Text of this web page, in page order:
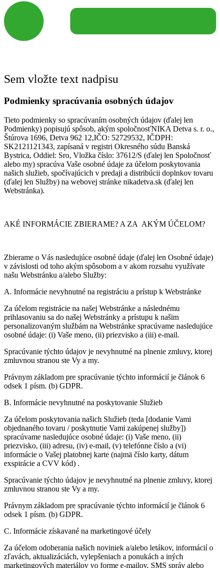
Sem vložte text nadpisu
Podmienky spracúvania osobných údajov
Tieto podmienky so spracúvaním osobných údajov (ďalej len
Podmienky) popisujú spôsob, akým spoločnosťNIKA Detva s. r. o.,
Štúrova 1696, Detva 962 12,IČO: 52729532, IČDPH:
SK2121121343, zapísaná v registri Okresného súdu Banská
Bystrica, Oddiel: Sro, Vložka číslo: 37612/S (ďalej len Spoločnosť
alebo my) spracúva Vaše osobné údaje za účelom poskytovania
našich služieb, spočívajúcich v predaji a distribúcii doplnkov tovaru
(ďalej len Služby) na webovej stránke nikadetva.sk (ďalej len
Webstránka).
AKÉ INFORMÁCIE ZBIERAME? A ZA AKÝM ÚČELOM?
Zbierame o Vás nasledujúce osobné údaje (ďalej len Osobné údaje)
v závislosti od toho akým spôsobom a v akom rozsahu využívate
našu Webstránku a/alebo Služby:
A. Informácie nevyhnutné na registráciu a prístup k Webstránke
Za účelom registrácie na našej Webstránke a následnému
prihlasovaniu sa do našej Webstránky a prístupu k našim
personalizovaným službám na Webstránke spracúvame nasledujúce
osobné údaje: (i) Vaše meno, (ii) priezvisko a (iii) e-mail.
Spracúvanie týchto údajov je nevyhnutné na plnenie zmluvy, ktorej
zmluvnou stranou ste Vy a my.
Právnym základom pre spracúvanie týchto informácií je článok 6
odsek 1 písm. (b) GDPR.
B. Informácie nevyhnutné na poskytovanie Služieb
Za účelom poskytovania našich Služieb (teda [dodanie Vami
objednaného tovaru / poskytnutie Vami zakúpenej služby])
spracúvame nasledujúce osobné údaje: (i) Vaše meno, (ii)
priezvisko, (iii) adresu, (iv) e-mail, (v) telefónne číslo a (vi)
informácie o Vašej platobnej karte (najmä číslo karty, dátum
exspirácie a CVV kód) .
Spracúvanie týchto údajov je nevyhnutné na plnenie zmluvy, ktorej
zmluvnou stranou ste Vy a my.
Právnym základom pre spracúvanie týchto informácií je článok 6
odsek 1 písm. (b) GDPR.
C. Informácie získavané na marketingové účely
Za účelom odoberania našich noviniek a/alebo letákov, informácií o
zľavách, aktualizáciách, vylepšeniach a ponukách a iných
marketingových materiálov vo forme e-mailov, SMS správ alebo